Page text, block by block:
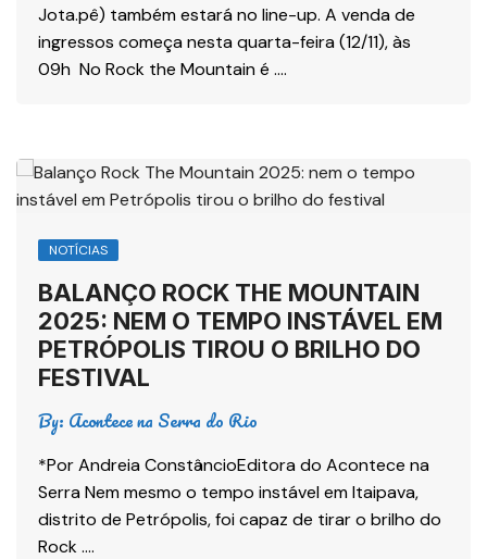
Jota.pê) também estará no line-up. A venda de
ingressos começa nesta quarta-feira (12/11), às
09h No Rock the Mountain é ….
NOTÍCIAS
BALANÇO ROCK THE MOUNTAIN
2025: NEM O TEMPO INSTÁVEL EM
PETRÓPOLIS TIROU O BRILHO DO
FESTIVAL
By: Acontece na Serra do Rio
*Por Andreia ConstâncioEditora do Acontece na
Serra Nem mesmo o tempo instável em Itaipava,
distrito de Petrópolis, foi capaz de tirar o brilho do
Rock ….